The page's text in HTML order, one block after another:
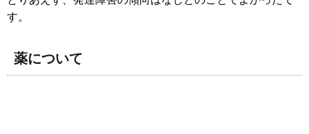
す。
薬について